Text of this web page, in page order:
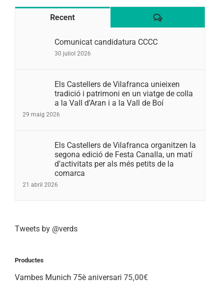
Recent Comentaris
Comunicat candidatura CCCC
30 juliol 2026
Els Castellers de Vilafranca unieixen
tradició i patrimoni en un viatge de colla
a la Vall d’Aran i a la Vall de Boí
29 maig 2026
Els Castellers de Vilafranca organitzen la
segona edició de Festa Canalla, un matí
d’activitats per als més petits de la
comarca
21 abril 2026
Tweets by @verds
Productes
Vambes Munich 75è aniversari 75,00€